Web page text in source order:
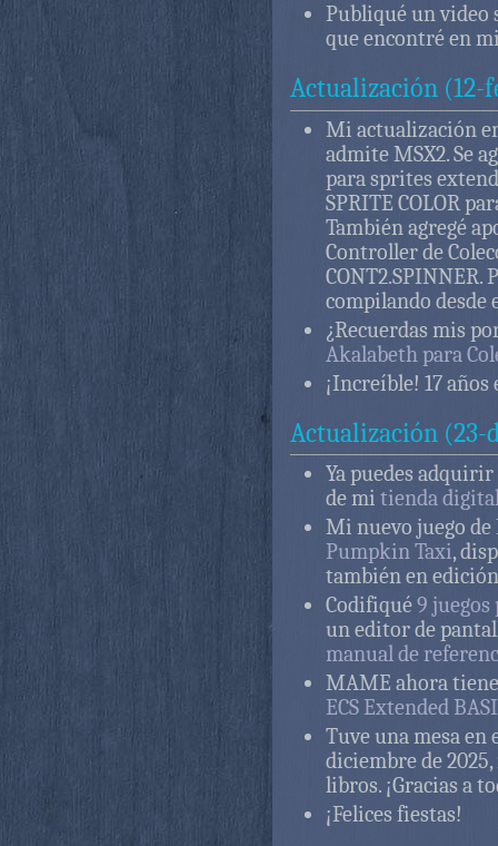
Publiqué un
que encontré en
Actualización (12-
Mi actualización
admite MSX2. Se
para sprites
SPRITE COLOR
También agregé
Controller de
CONT2.SPINNER.
compilando desde
¿Recuerdas mis
Akalabeth para
¡Increíble! 17 años
Actualización (23-
Ya puedes adquirir
de mi tienda
Mi nuevo juego
Pumpkin Taxi,
también en
Codifiqué9 juegos
un editor de
manual de
MAME ahora
ECS Extended
Tuve una mesa en
diciembre de
libros. ¡Gracias a
¡Felices fiestas!